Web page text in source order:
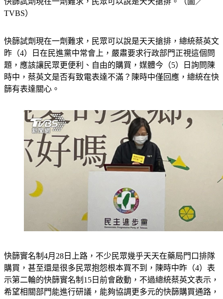
快篩試劑現在一劑難求，民眾可以說是天天搶排。（圖／
快篩試劑現在一劑難求，民眾可以說是天天搶排，總統蔡英文
昨（4）日在民進黨中常會上，嚴肅要求行政部門正視這個問
題，應該讓民眾更便利、自由的購買，媒體今（5）日詢問陳
時中，蔡英文是否有致電表達不滿？陳時中僅回應，總統在快
快篩實名制4月28日上路，不少民眾幾乎天天在藥局門口排隊
購買，甚至還是很多民眾抱怨根本買不到，陳時中昨（4）表
示第二輪的快篩實名制15日前會啟動，不過總統蔡英文表示，